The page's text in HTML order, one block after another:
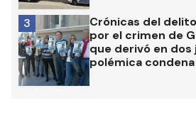
Crónicas del
por el crimen de
que derivó en dos
polémica condena
3